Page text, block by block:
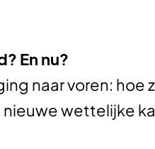
En nu?
naar voren: hoe
wettelijke